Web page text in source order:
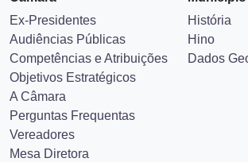
Ex-Presidentes
Audiências Públicas
Competências e Atribuições
Objetivos Estratégicos
A Câmara
Perguntas Frequentas
Vereadores
Mesa Diretora
História
Hino
Dados